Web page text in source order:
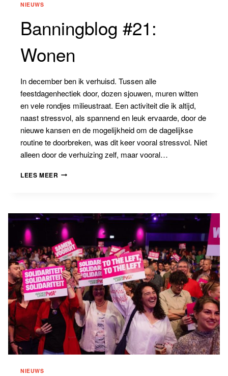
NIEUWS
Banningblog #21:
Wonen
In december ben ik verhuisd. Tussen alle
feestdagenhectiek door, dozen sjouwen, muren witten
en vele rondjes milieustraat. Een activiteit die ik altijd,
naast stressvol, als spannend en leuk ervaarde, door de
nieuwe kansen en de mogelijkheid om de dagelijkse
routine te doorbreken, was dit keer vooral stressvol. Niet
alleen door de verhuizing zelf, maar vooral…
LEES MEER BANNINGBLOG
NIEUWS